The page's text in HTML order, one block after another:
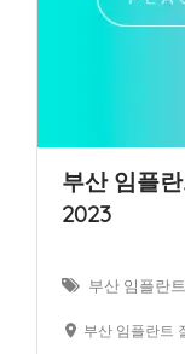
부산 임플
2023
부산 임플란
부산 임플란트